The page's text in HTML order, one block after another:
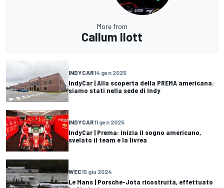
More from
Callum Ilott
INDYCAR14 gen 2025
IndyCar | Alla scoperta della PREMA americana:
siamo stati nella sede di Indy
INDYCAR11 gen 2025
IndyCar | Prema: inizia il sogno americano,
svelato il team e la livrea
WEC15 giu 2024
Le Mans | Porsche-Jota ricostruita, effettuato